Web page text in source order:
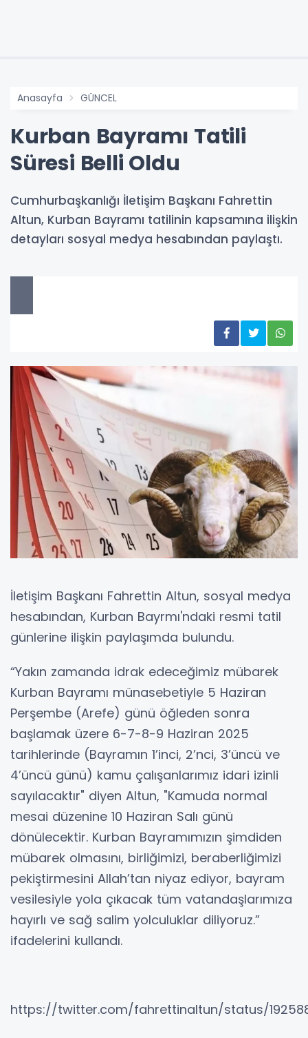
Anasayfa GÜNCEL
Kurban Bayramı Tatili
Süresi Belli Oldu
Cumhurbaşkanlığı İletişim Başkanı Fahrettin
Altun, Kurban Bayramı tatilinin kapsamına ilişkin
detayları sosyal medya hesabından paylaştı.
İletişim Başkanı Fahrettin Altun, sosyal medya
hesabından, Kurban Bayrmı'ndaki resmi tatil
günlerine ilişkin paylaşımda bulundu.
“Yakın zamanda idrak edeceğimiz mübarek
Kurban Bayramı münasebetiyle 5 Haziran
Perşembe (Arefe) günü öğleden sonra
başlamak üzere 6-7-8-9 Haziran 2025
tarihlerinde (Bayramın 1’inci, 2’nci, 3’üncü ve
4’üncü günü) kamu çalışanlarımız idari izinli
sayılacaktır" diyen Altun, "Kamuda normal
mesai düzenine 10 Haziran Salı günü
dönülecektir. Kurban Bayramımızın şimdiden
mübarek olmasını, birliğimizi, beraberliğimizi
pekiştirmesini Allah’tan niyaz ediyor, bayram
vesilesiyle yola çıkacak tüm vatandaşlarımıza
hayırlı ve sağ salim yolculuklar diliyoruz.”
ifadelerini kullandı.
https://twitter.com/fahrettinaltun/status/